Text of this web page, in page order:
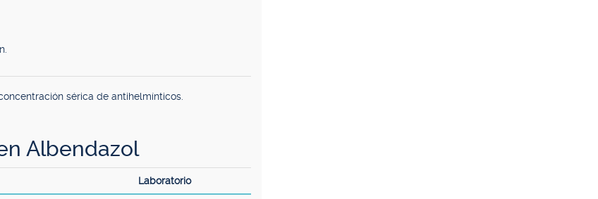
sérica de antihelmínticos.
Albendazol
Laboratorio